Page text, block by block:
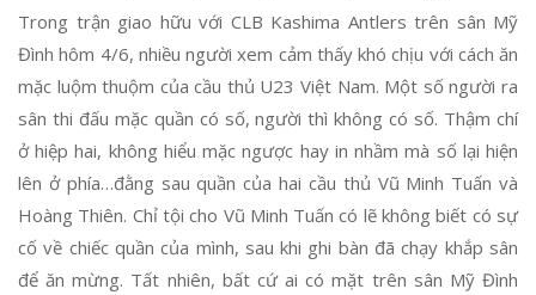
Trong trận giao hữu với CLB Kashima Antlers trên sân Mỹ
Đình hôm 4/6, nhiều người xem cảm thấy khó chịu với cách ăn
mặc luộm thuộm của cầu thủ U23 Việt Nam. Một số người ra
sân thi đấu mặc quần có số, người thì không có số. Thậm chí
ở hiệp hai, không hiểu mặc ngược hay in nhầm mà số lại hiện
lên ở phía…đằng sau quần của hai cầu thủ Vũ Minh Tuấn và
Hoàng Thiên. Chỉ tội cho Vũ Minh Tuấn có lẽ không biết có sự
cố về chiếc quần của mình, sau khi ghi bàn đã chạy khắp sân
để ăn mừng. Tất nhiên, bất cứ ai có mặt trên sân Mỹ Đình